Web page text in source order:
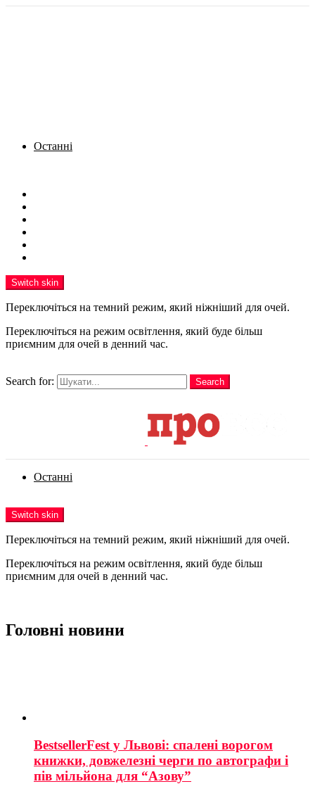
Останні
Switch skin
Переключіться на темний режим, який ніжніший для очей.
Переключіться на режим освітлення, який буде більш
приємним для очей в денний час.
Search for:
Search
Останні
Switch skin
Переключіться на темний режим, який ніжніший для очей.
Переключіться на режим освітлення, який буде більш
приємним для очей в денний час.
Головні новини
BestsellerFest у Львові: спалені ворогом
книжки, довжелезні черги по автографи і
пів мільйона для “Азову”